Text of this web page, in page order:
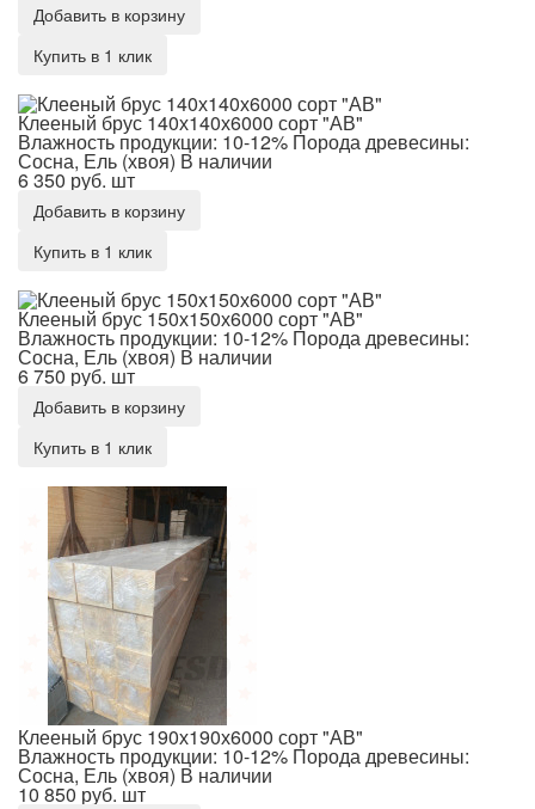
Добавить в корзину
Купить в 1 клик
Клееный брус 140х140х6000 сорт "АВ"
Влажность продукции: 10-12% Порода древесины:
Сосна, Ель (хвоя) В наличии
6 350 руб. шт
Добавить в корзину
Купить в 1 клик
Клееный брус 150х150х6000 сорт "АВ"
Влажность продукции: 10-12% Порода древесины:
Сосна, Ель (хвоя) В наличии
6 750 руб. шт
Добавить в корзину
Купить в 1 клик
Клееный брус 190х190х6000 сорт "АВ"
Влажность продукции: 10-12% Порода древесины:
Сосна, Ель (хвоя) В наличии
10 850 руб. шт